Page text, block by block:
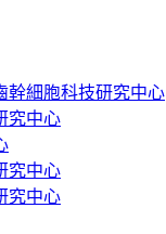
幹細胞科技研究中心
究中心
究中心
究中心